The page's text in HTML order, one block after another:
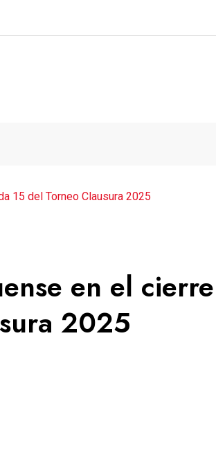
15 del Torneo Clausura 2025
en el cierre
2025